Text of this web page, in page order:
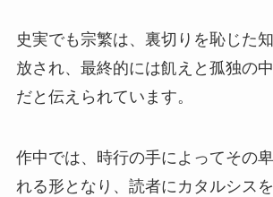
史実でも宗繁は、裏切りを恥じた
放され、最終的には飢えと孤独の
だと伝えられています。
作中では、時行の手によってその
れる形となり、読者にカタルシス